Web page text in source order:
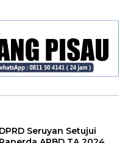
DPRD Seruyan Setujui